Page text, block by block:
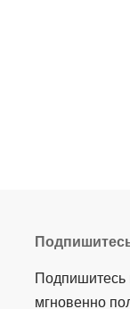
Подпишитесь
мгновенно